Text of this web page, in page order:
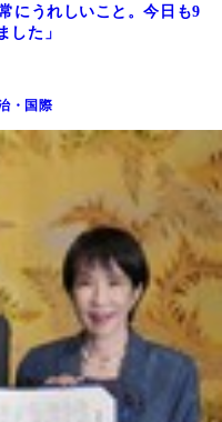
にうれしいこと。今日も9
した」
・国際